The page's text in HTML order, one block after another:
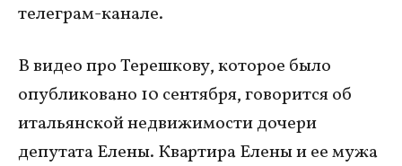
телеграм-канале.
В видео про Терешкову, которое было
опубликовано 10 сентября, говорится об
итальянской недвижимости дочери
депутата Елены. Квартира Елены и ее мужа